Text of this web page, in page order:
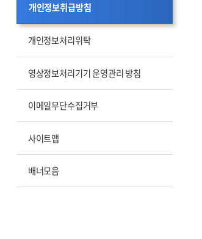
개인정보취급방침
개인정보처리위탁
영상정보처리기기 운영관리 방침
이메일무단수집거부
사이트맵
배너모음